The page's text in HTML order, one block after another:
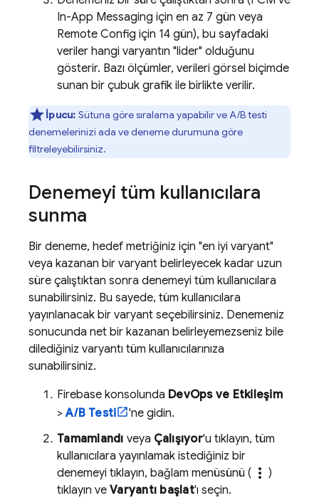
In-App Messaging için en az 7 gün veya
Remote Config için 14 gün), bu sayfadaki
veriler hangi varyantın "lider" olduğunu
gösterir. Bazı ölçümler, verileri görsel biçimde
sunan bir çubuk grafik ile birlikte verilir.
İpucu: Sütuna göre sıralama yapabilir ve A/B testi
denemelerinizi ada ve deneme durumuna göre
filtreleyebilirsiniz.
Denemeyi tüm kullanıcılara
sunma
Bir deneme, hedef metriğiniz için "en iyi varyant"
veya kazanan bir varyant belirleyecek kadar uzun
süre çalıştıktan sonra denemeyi tüm kullanıcılara
sunabilirsiniz. Bu sayede, tüm kullanıcılara
yayınlanacak bir varyant seçebilirsiniz. Denemeniz
sonucunda net bir kazanan belirleyemezseniz bile
dilediğiniz varyantı tüm kullanıcılarınıza
sunabilirsiniz.
Firebase konsolunda DevOps ve Etkileşim
>A/B Testi
'ne gidin.
Tamamlandı veya Çalışıyor'u tıklayın, tüm
kullanıcılara yayınlamak istediğiniz bir
denemeyi tıklayın, bağlam menüsünü ( more_vert )
tıklayın ve Varyantı başlat'ı seçin.